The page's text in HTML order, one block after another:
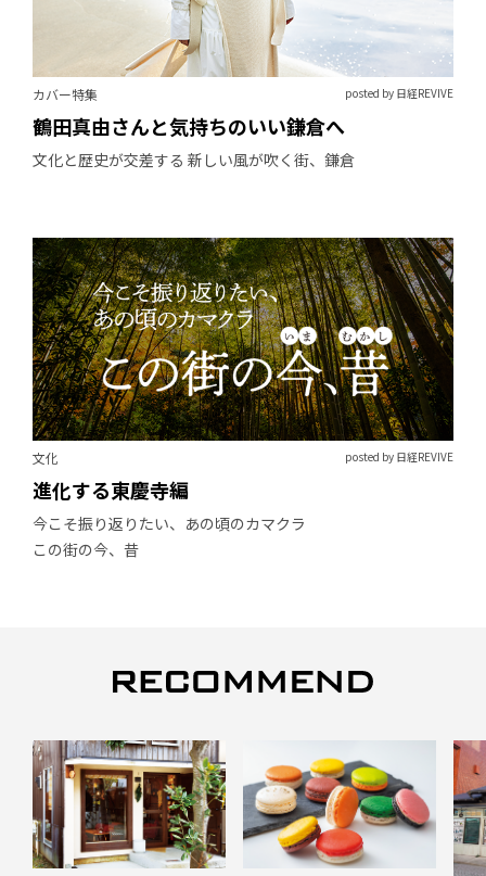
カバー特集 posted by 日経REVIVE
鶴田真由さんと気持ちのいい鎌倉へ
文化と歴史が交差する 新しい風が吹く街、鎌倉
文化 posted by 日経REVIVE
進化する東慶寺編
今こそ振り返りたい、あの頃のカマクラ
この街の今、昔